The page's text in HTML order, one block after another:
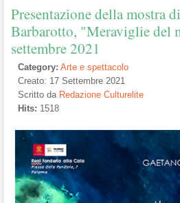
Presentazione della mostra
Barbarotto, "Meraviglie del
settembre 2021
Category: Arte e spettacolo
Creato: 17 Settembre 2021
Scritto da Redazione Culturelite
Hits: 1518